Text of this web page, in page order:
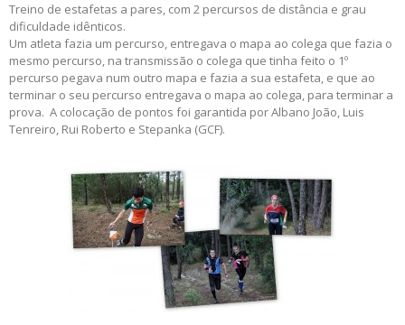
Treino de estafetas a pares, com 2 percursos de distância e grau
dificuldade idênticos.
Um atleta fazia um percurso, entregava o mapa ao colega que fazia o
mesmo percurso, na transmissão o colega que tinha feito o 1º
percurso pegava num outro mapa e fazia a sua estafeta, e que ao
terminar o seu percurso entregava o mapa ao colega, para terminar a
prova. A colocação de pontos foi garantida por Albano João, Luis
Tenreiro, Rui Roberto e Stepanka (GCF).